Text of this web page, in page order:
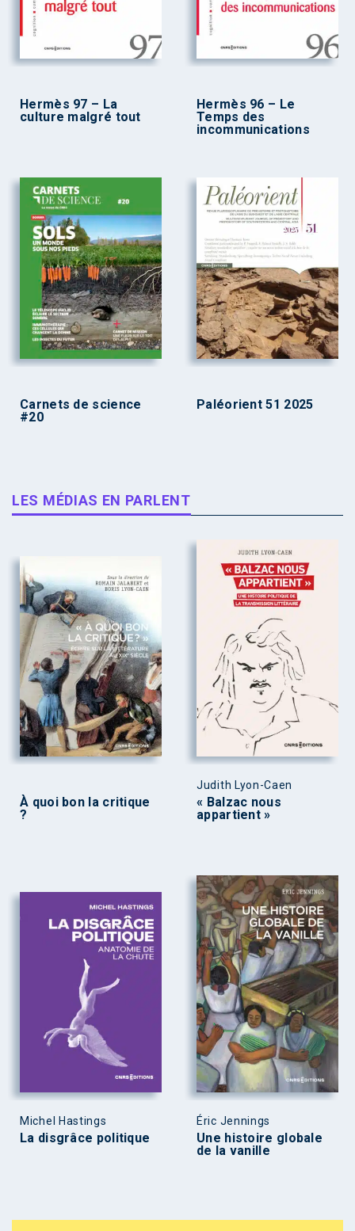
Hermès 97 – La
culture malgré tout
Hermès 96 – Le
Temps des
incommunications
Carnets de science
#20
Paléorient 51 2025
LES MÉDIAS EN PARLENT
À quoi bon la critique
?
Judith Lyon-Caen
« Balzac nous
appartient »
Michel Hastings
La disgrâce politique
Éric Jennings
Une histoire globale
de la vanille